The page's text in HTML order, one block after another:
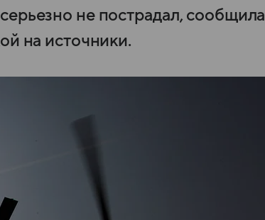
не пострадал, сообщила
на источники.